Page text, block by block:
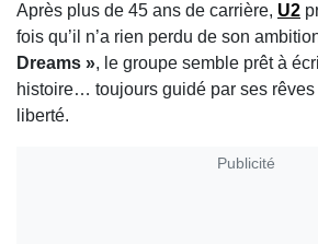
Après plus de 45 ans de carrière, U2
fois qu’il n’a rien perdu de son
Dreams », le groupe semble prêt à
histoire… toujours guidé par ses
liberté.
Publicité